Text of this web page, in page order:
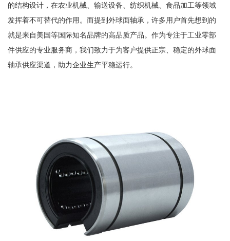
的结构设计，在农业机械、输送设备、纺织机械、食品加工等领域
发挥着不可替代的作用。而提到外球面轴承，许多用户首先想到的
就是来自美国等国际知名品牌的高品质产品。作为专注于工业零部
件供应的专业服务商，我们致力于为客户提供正宗、稳定的外球面
轴承供应渠道，助力企业生产平稳运行。